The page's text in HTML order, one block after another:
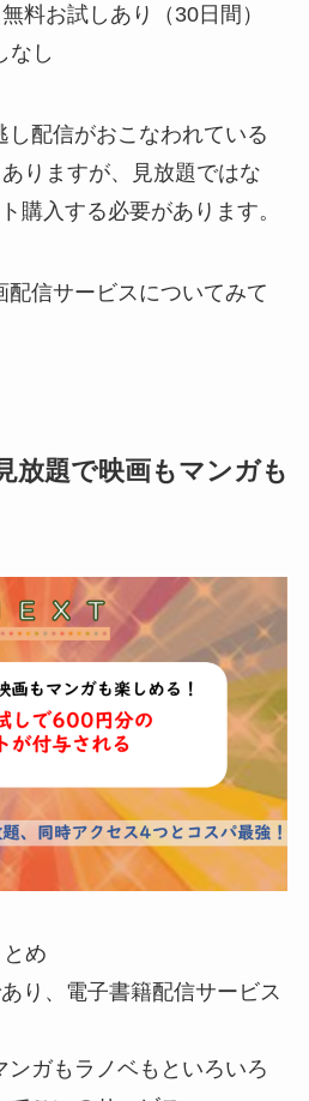
料お試しあり（30日間）
なし
し配信がおこなわれている
りますが、見放題ではな
購入する必要があります。
配信サービスについてみて
放題で映画もマンガも
め
り、電子書籍配信サービス
ガもラノベもといろいろ